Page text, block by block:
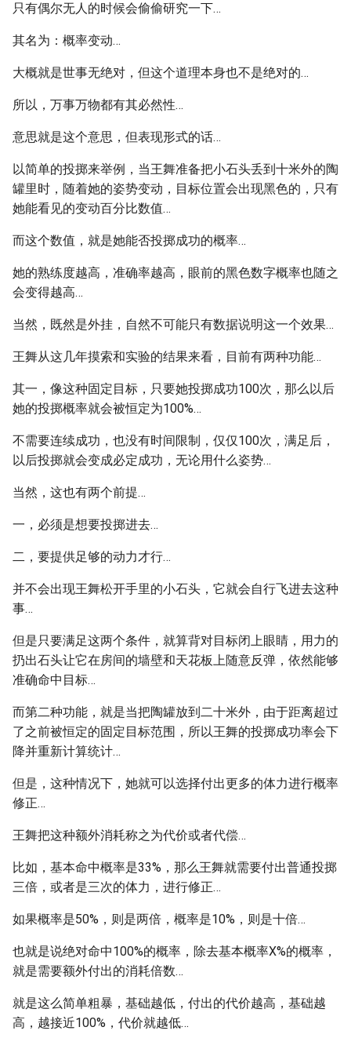
只有偶尔无人的时候会偷偷研究一下…
其名为：概率变动…
大概就是世事无绝对，但这个道理本身也不是绝对的…
所以，万事万物都有其必然性…
意思就是这个意思，但表现形式的话…
以简单的投掷来举例，当王舞准备把小石头丢到十米外的陶
罐里时，随着她的姿势变动，目标位置会出现黑色的，只有
她能看见的变动百分比数值…
而这个数值，就是她能否投掷成功的概率…
她的熟练度越高，准确率越高，眼前的黑色数字概率也随之
会变得越高…
当然，既然是外挂，自然不可能只有数据说明这一个效果…
王舞从这几年摸索和实验的结果来看，目前有两种功能…
其一，像这种固定目标，只要她投掷成功100次，那么以后
她的投掷概率就会被恒定为100%…
不需要连续成功，也没有时间限制，仅仅100次，满足后，
以后投掷就会变成必定成功，无论用什么姿势…
当然，这也有两个前提…
一，必须是想要投掷进去…
二，要提供足够的动力才行…
并不会出现王舞松开手里的小石头，它就会自行飞进去这种
事…
但是只要满足这两个条件，就算背对目标闭上眼睛，用力的
扔出石头让它在房间的墙壁和天花板上随意反弹，依然能够
准确命中目标…
而第二种功能，就是当把陶罐放到二十米外，由于距离超过
了之前被恒定的固定目标范围，所以王舞的投掷成功率会下
降并重新计算统计…
但是，这种情况下，她就可以选择付出更多的体力进行概率
修正…
王舞把这种额外消耗称之为代价或者代偿…
比如，基本命中概率是33%，那么王舞就需要付出普通投掷
三倍，或者是三次的体力，进行修正…
如果概率是50%，则是两倍，概率是10%，则是十倍…
也就是说绝对命中100%的概率，除去基本概率X%的概率，
就是需要额外付出的消耗倍数…
就是这么简单粗暴，基础越低，付出的代价越高，基础越
高，越接近100%，代价就越低…